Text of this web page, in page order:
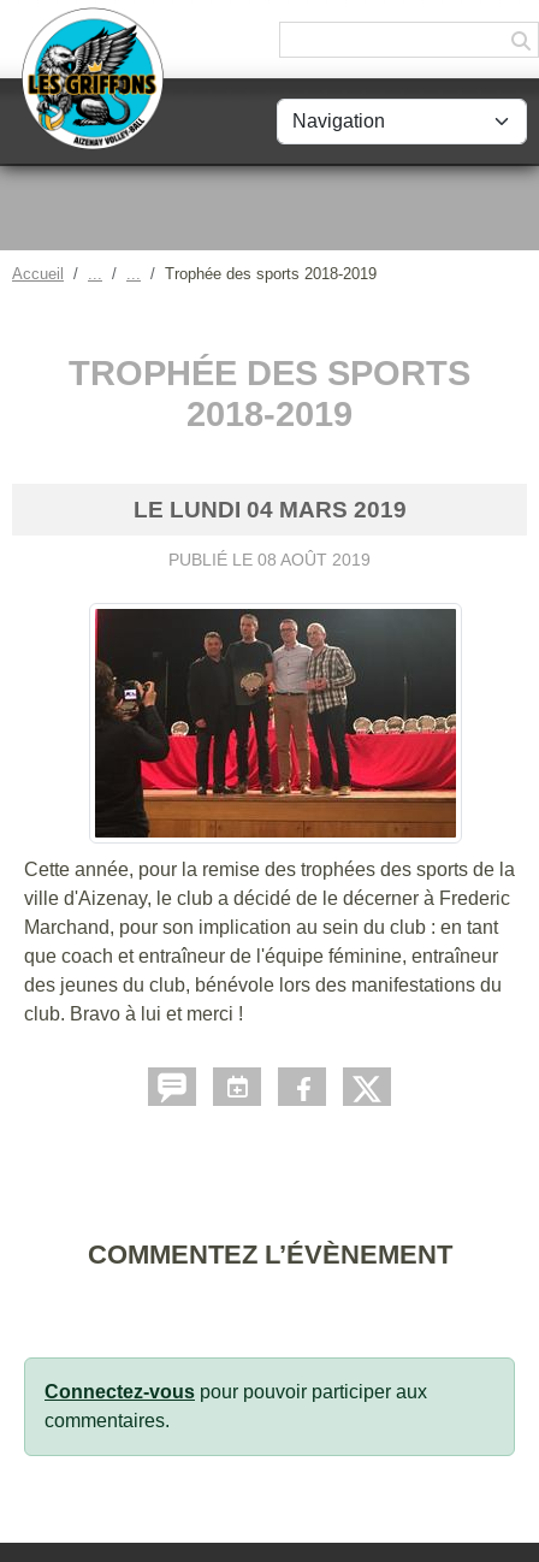
Accueil Trophée des sports 2018-2019
TROPHÉE DES SPORTS
2018-2019
LE LUNDI 04 MARS 2019
PUBLIÉ LE 08 AOÛT 2019
Cette année, pour la remise des trophées des sports de la
ville d'Aizenay, le club a décidé de le décerner à Frederic
Marchand, pour son implication au sein du club : en tant
que coach et entraîneur de l'équipe féminine, entraîneur
des jeunes du club, bénévole lors des manifestations du
club. Bravo à lui et merci !
COMMENTEZ L’ÉVÈNEMENT
Connectez-vous pour pouvoir participer aux
commentaires.
Panneau de gestion des cookies